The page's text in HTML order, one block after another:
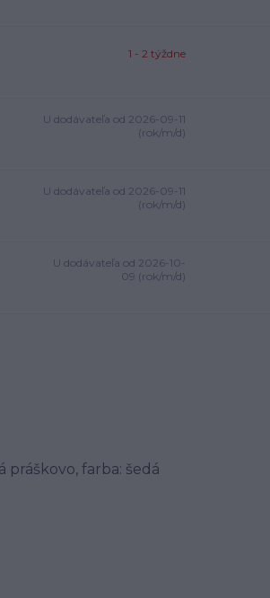
1 - 2 týždne
U dodávateľa od 2026-09-11
(rok/m/d)
U dodávateľa od 2026-09-11
(rok/m/d)
U dodávateľa od 2026-10-
09 (rok/m/d)
práškovo, farba: šedá